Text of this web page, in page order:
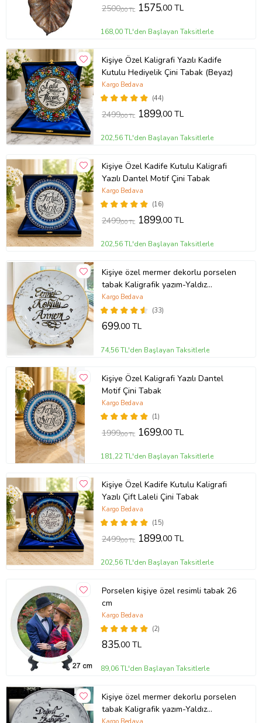
2500,00 TL 1575,00 TL
168,00 TL'den Başlayan Taksitlerle
Kişiye Özel Kaligrafi Yazılı Kadife
Kutulu Hediyelik Çini Tabak (Beyaz)
(44)
Kargo Bedava
2499,00 TL 1899,00 TL
202,56 TL'den Başlayan Taksitlerle
Kişiye Özel Kadife Kutulu Kaligrafi
Yazılı Dantel Motif Çini Tabak
(16)
Kargo Bedava
2499,00 TL 1899,00 TL
202,56 TL'den Başlayan Taksitlerle
Kişiye özel mermer dekorlu porselen
tabak Kaligrafik yazım-Yaldız
Seçenekli (Gold)
(33)
Kargo Bedava
699,00 TL
74,56 TL'den Başlayan Taksitlerle
Kişiye Özel Kaligrafi Yazılı Dantel
Motif Çini Tabak
(1)
Kargo Bedava
1999,00 TL 1699,00 TL
181,22 TL'den Başlayan Taksitlerle
Kişiye Özel Kadife Kutulu Kaligrafi
Yazılı Çift Laleli Çini Tabak
(15)
Kargo Bedava
2499,00 TL 1899,00 TL
202,56 TL'den Başlayan Taksitlerle
Porselen kişiye özel resimli tabak 26
cm
(2)
Kargo Bedava
835,00 TL
89,06 TL'den Başlayan Taksitlerle
Kişiye özel mermer dekorlu porselen
tabak Kaligrafik yazım-Yaldız